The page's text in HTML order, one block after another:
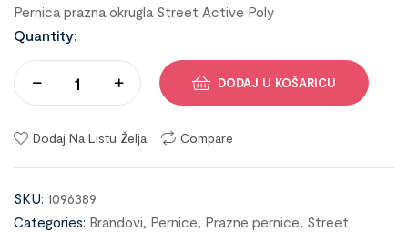
Pernica prazna okrugla Street Active Poly
Quantity:
DODAJ U KOŠARICU
Dodaj Na Listu Želja Compare
SKU: 1096389
Categories: Brandovi, Pernice, Prazne pernice, Street